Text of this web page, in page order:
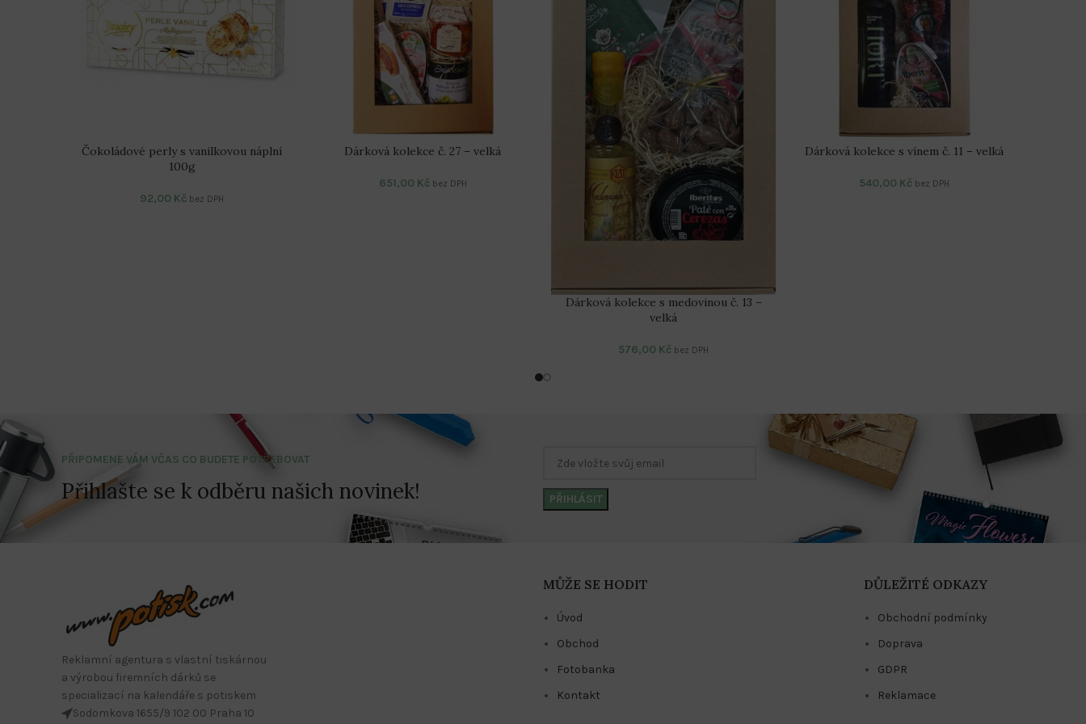
Čokoládové perly s vanilkovou náplní
100g
92,00 Kč bez DPH
Dárková kolekce č. 27 – velká
651,00 Kč bez DPH
Dárková kolekce s medovinou č. 13 –
velká
576,00 Kč bez DPH
Dárková kolekce s vínem č. 11 – velká
540,00 Kč bez DPH
PŘIPOMENE VÁM VČAS CO BUDETE POTŘEBOVAT
Přihlašte se k odběru našich novinek!
Reklamní agentura s vlastní tiskárnou
a výrobou firemních dárků se
specializací na kalendáře s potiskem
Sodomkova 1655/9 102 00 Praha 10
MŮŽE SE HODIT
Úvod
Obchod
Fotobanka
Kontakt
DŮLEŽITÉ ODKAZY
Obchodní podmínky
Doprava
GDPR
Reklamace